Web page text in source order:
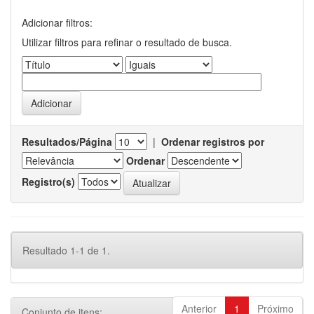
Adicionar filtros:
Utilizar filtros para refinar o resultado de busca.
Resultados/Página | Ordenar registros por
Ordenar
Registro(s)
Resultado 1-1 de 1.
Anterior 1 Próximo